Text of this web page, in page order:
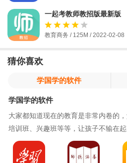
一起考教师教招版最新版
教育商务 / 125M / 2022-02-08
猜你喜欢
学国学的软件
学国学的软件
大家都知道现在的教育是非常内卷的
培训班、兴趣班等等，让孩子不输在
孩子报什么兴趣班呢？什么补习班呢？